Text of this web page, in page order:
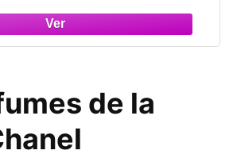
de la